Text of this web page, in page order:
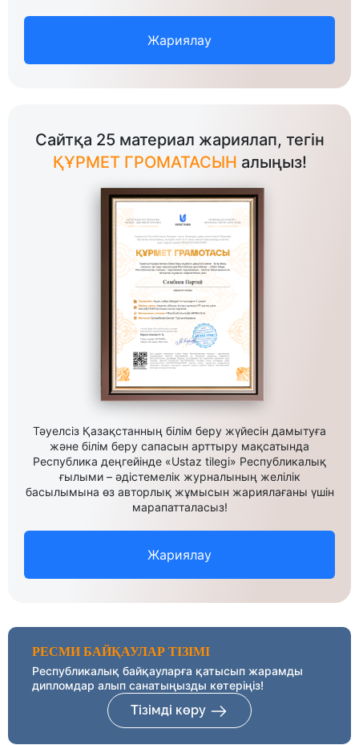
Жариялау
Сайтқа 25 материал жариялап, тегін
ҚҰРМЕТ ГРОМАТАСЫН алыңыз!
Тәуелсіз Қазақстанның білім беру жүйесін дамытуға
және білім беру сапасын арттыру мақсатында
Республика деңгейінде «Ustaz tilegi» Республикалық
ғылыми – әдістемелік журналының желілік
басылымына өз авторлық жұмысын жариялағаны үшін
марапатталасыз!
Жариялау
РЕСМИ БАЙҚАУЛАР ТІЗІМІ
Республикалық байқауларға қатысып жарамды
дипломдар алып санатыңызды көтеріңіз!
Тізімді көру